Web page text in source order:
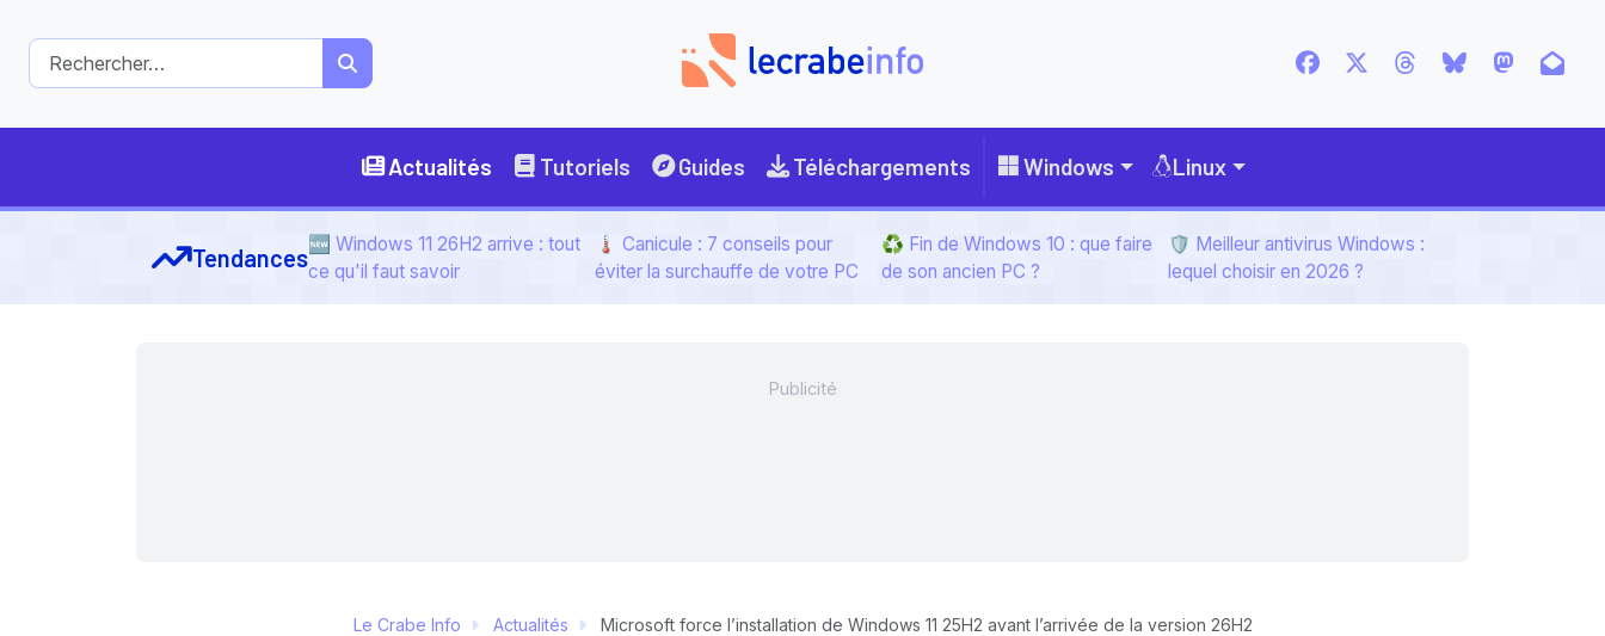
Actualités Tutoriels Guides Téléchargements Windows Linux
Tendances🆕 Windows 11 26H2 arrive : tout
ce qu'il faut savoir
🌡️ Canicule : 7 conseils pour
éviter la surchauffe de votre PC
♻️ Fin de Windows 10 : que faire
de son ancien PC ?
🛡️ Meilleur antivirus Windows :
lequel choisir en 2026 ?
Le Crabe Info Actualités Microsoft force l’installation de Windows 11 25H2 avant l’arrivée de la version 26H2